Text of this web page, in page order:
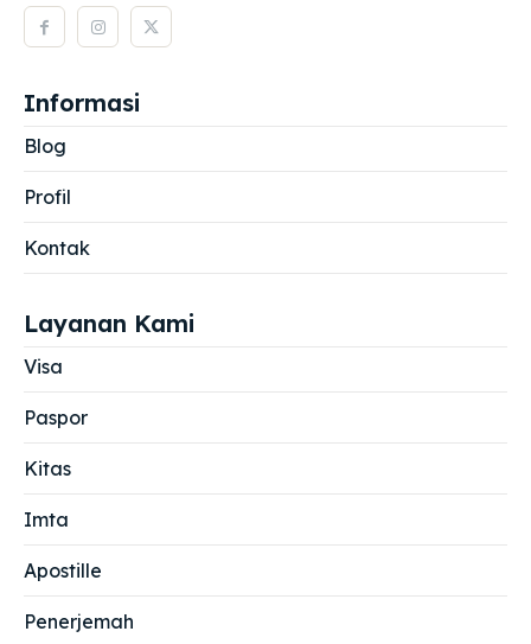
Informasi
Blog
Profil
Kontak
Layanan Kami
Visa
Paspor
Kitas
Imta
Apostille
Penerjemah